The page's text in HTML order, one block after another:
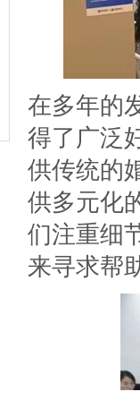
在多年的
得了广泛
供传统的
供多元化
们注重细
来寻求帮